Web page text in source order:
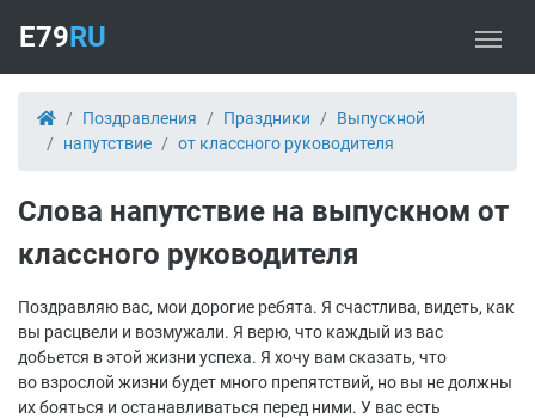
E79RU
Поздравления Праздники
Выпускной
напутствие
от классного руководителя
Слова напутствие на выпускном от
классного руководителя
Поздравляю вас, мои дорогие ребята. Я счастлива, видеть, как
вы расцвели и возмужали. Я верю, что каждый из вас
добьется в этой жизни успеха. Я хочу вам сказать, что
во взрослой жизни будет много препятствий, но вы не должны
их бояться и останавливаться перед ними. У вас есть